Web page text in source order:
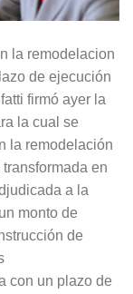
la remodelacion
de ejecución
firmó ayer la
la cual se
la remodelación
en
a la
monto de
de
con un plazo de